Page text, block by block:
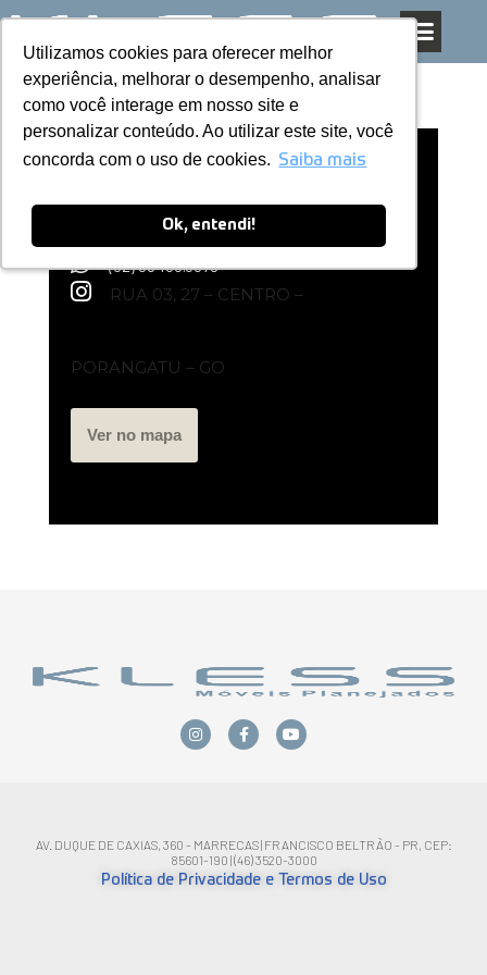
Utilizamos cookies para oferecer melhor
experiência, melhorar o desempenho, analisar
como você interage em nosso site e
personalizar conteúdo. Ao utilizar este site, você
concorda com o uso de cookies. Saiba mais
Ok, entendi!
Utilizamos cookies para oferecer melhor
experiência, melhorar o desempenho, analisar
como você interage em nosso site e
personalizar conteúdo. Ao utilizar este site, você
concorda com o uso de cookies. Saiba mais
Ok, entendi!
Pular
para
o
conteúdo
Loja Exclusiva Kless | Porangatu – GO
(62) 98400.0078
RUA 03, 27 – CENTRO –
PORANGATU – GO
Ver no mapa
AV. DUQUE DE CAXIAS, 360 - MARRECAS | FRANCISCO BELTRÃO - PR, CEP:
85601-190 | (46) 3520-3000
Política de Privacidade e Termos de Uso